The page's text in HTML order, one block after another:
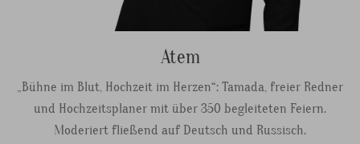
Atem
„Bühne im Blut, Hochzeit im Herzen“: Tamada, freier Redner
und Hochzeitsplaner mit über 350 begleiteten Feiern.
Moderiert fließend auf Deutsch und Russisch.